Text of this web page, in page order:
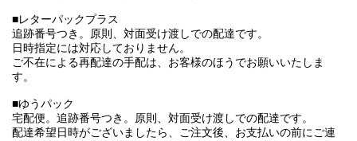
■レターパックプラス
追跡番号つき。原則、対面受け渡しでの配達です。
日時指定には対応しておりません。
ご不在による再配達の手配は、お客様のほうでお願いいたしま
す。
■ゆうパック
宅配便。追跡番号つき。原則、対面受け渡しでの配達です。
配達希望日時がございましたら、ご注文後、お支払いの前にご連